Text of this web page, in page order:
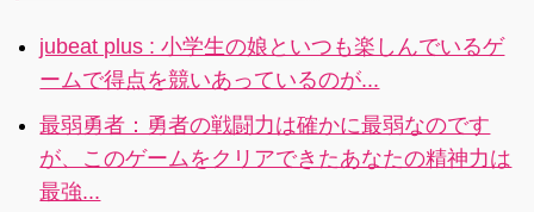
す。
人を守ってく
る、新感覚ネ
コ育成アプ
リ！
ろう』『ピさ
ぶろう』とい
う名前の、よ
く見ないとさ
っぱり違いの
jubeat plus : 小学生の娘といつも楽しんでいるゲ
ームで得点を競いあっているのが...
最弱勇者：勇者の戦闘力は確かに最弱なのです
が、このゲームをクリアできたあなたの精神力は
最強...